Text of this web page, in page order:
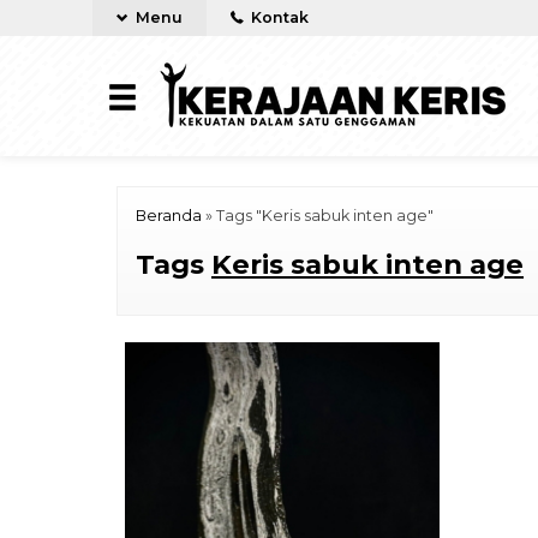
Menu Kontak
Beranda » Tags "Keris sabuk inten age"
Tags Keris sabuk inten age